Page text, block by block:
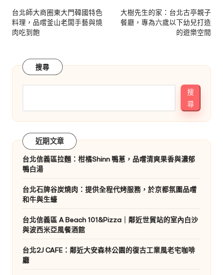
navigation
台北師大商圈東大門韓國特色
料理，品嚐釜山老闆手藝與燒
肉吃到飽
大樹先生的家：台北古亭親子
餐廳，專為六歲以下幼兒打造
的遊樂空間
搜尋
搜
尋
近期文章
台北信義區拉麵：柑橘Shinn 鴨蔥，品嚐清爽果香與濃郁
鴨白湯
台北石牌谷炭燒肉：提供全程代烤服務，於京都氛圍品嚐
和牛與生蠔
台北信義區 A Beach 101&Pizza｜鄰近世貿站的室內白沙
與波西米亞風餐酒館
台北2J CAFE：鄰近大安森林公園的復古工業風老宅咖啡
廳